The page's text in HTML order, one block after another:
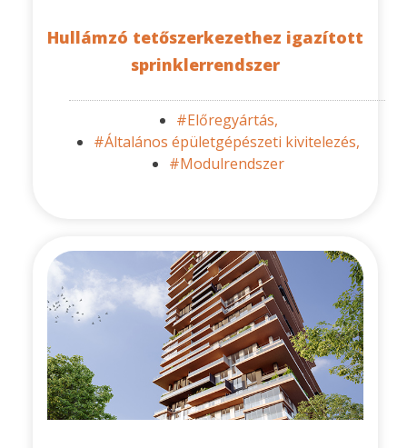
Hullámzó tetőszerkezethez igazított
sprinklerrendszer
#Előregyártás,
#Általános épületgépészeti kivitelezés,
#Modulrendszer